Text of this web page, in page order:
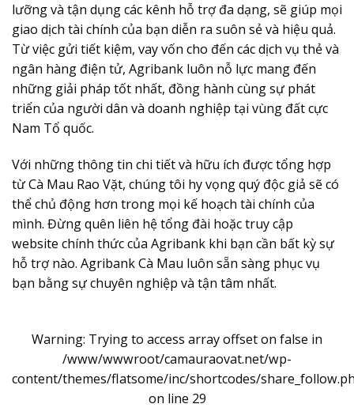
lưỡng và tận dụng các kênh hỗ trợ đa dạng, sẽ giúp mọi
giao dịch tài chính của bạn diễn ra suôn sẻ và hiệu quả.
Từ việc gửi tiết kiệm, vay vốn cho đến các dịch vụ thẻ và
ngân hàng điện tử, Agribank luôn nỗ lực mang đến
những giải pháp tốt nhất, đồng hành cùng sự phát
triển của người dân và doanh nghiệp tại vùng đất cực
Nam Tổ quốc.
Với những thông tin chi tiết và hữu ích được tổng hợp
từ Cà Mau Rao Vặt, chúng tôi hy vọng quý độc giả sẽ có
thể chủ động hơn trong mọi kế hoạch tài chính của
mình. Đừng quên liên hệ tổng đài hoặc truy cập
website chính thức của Agribank khi bạn cần bất kỳ sự
hỗ trợ nào. Agribank Cà Mau luôn sẵn sàng phục vụ
bạn bằng sự chuyên nghiệp và tận tâm nhất.
Warning: Trying to access array offset on false in
/www/wwwroot/camauraovat.net/wp-
content/themes/flatsome/inc/shortcodes/
on line 29